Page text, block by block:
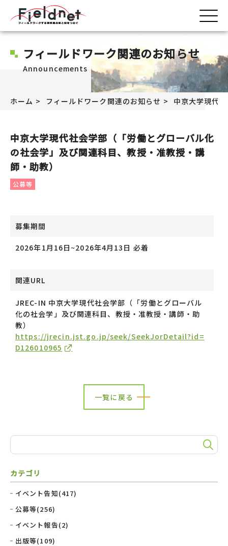
フィールドワーク関連のお知らせ
Announcements
ホーム フィールドワーク関連のお知らせ 中京大学現代
中京大学現代社会学部（「労働とグローバル化
の社会学」及び関連科目、教授・准教授・講
師・助教）
公募等
募集期間
2026年1月16日~2026年4月13日 必着
関連URL
JREC-IN 中京大学現代社会学部（「労働とグローバル
化の社会学」及び関連科目、教授・准教授・講師・助
教）
https://jrecin.jst.go.jp/seek/SeekJorDetail?id=
D126010965
一覧に戻る
カテゴリ
イベント告知(417)
公募等(256)
イベント報告(2)
出版等(109)